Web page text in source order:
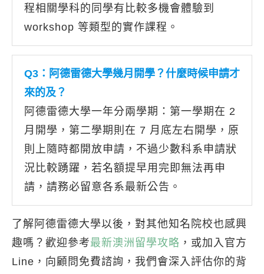
程相關學科的同學有比較多機會體驗到
workshop 等類型的實作課程。
Q3：阿德雷德大學幾月開學？什麼時候申請才
來的及？
阿德雷德大學一年分兩學期：第一學期在 2
月開學，第二學期則在 7 月底左右開學，原
則上隨時都開放申請，不過少數科系申請狀
況比較踴躍，若名額提早用完即無法再申
請，請務必留意各系最新公告。
了解阿德雷德大學以後，對其他知名院校也感興
趣嗎？歡迎參考最新澳洲留學攻略 ，或加入官方
Line，向顧問免費諮詢，我們會深入評估你的背